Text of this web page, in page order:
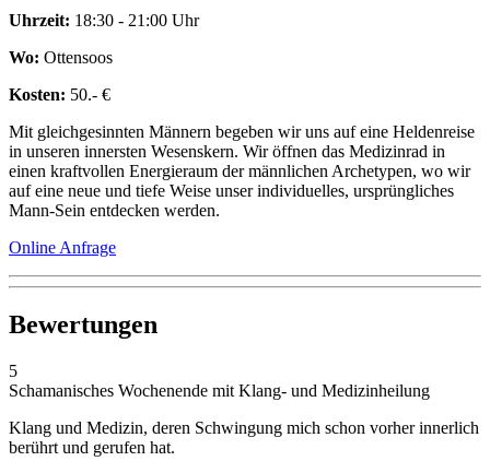
Uhrzeit: 18:30 - 21:00 Uhr
Wo: Ottensoos
Kosten: 50.- €
Mit gleichgesinnten Männern begeben wir uns auf eine Heldenreise
in unseren innersten Wesenskern. Wir öffnen das Medizinrad in
einen kraftvollen Energieraum der männlichen Archetypen, wo wir
auf eine neue und tiefe Weise unser individuelles, ursprüngliches
Mann-Sein entdecken werden.
Online Anfrage
Bewertungen
5
Schamanisches Wochenende mit Klang- und Medizinheilung
Klang und Medizin, deren Schwingung mich schon vorher innerlich
berührt und gerufen hat.